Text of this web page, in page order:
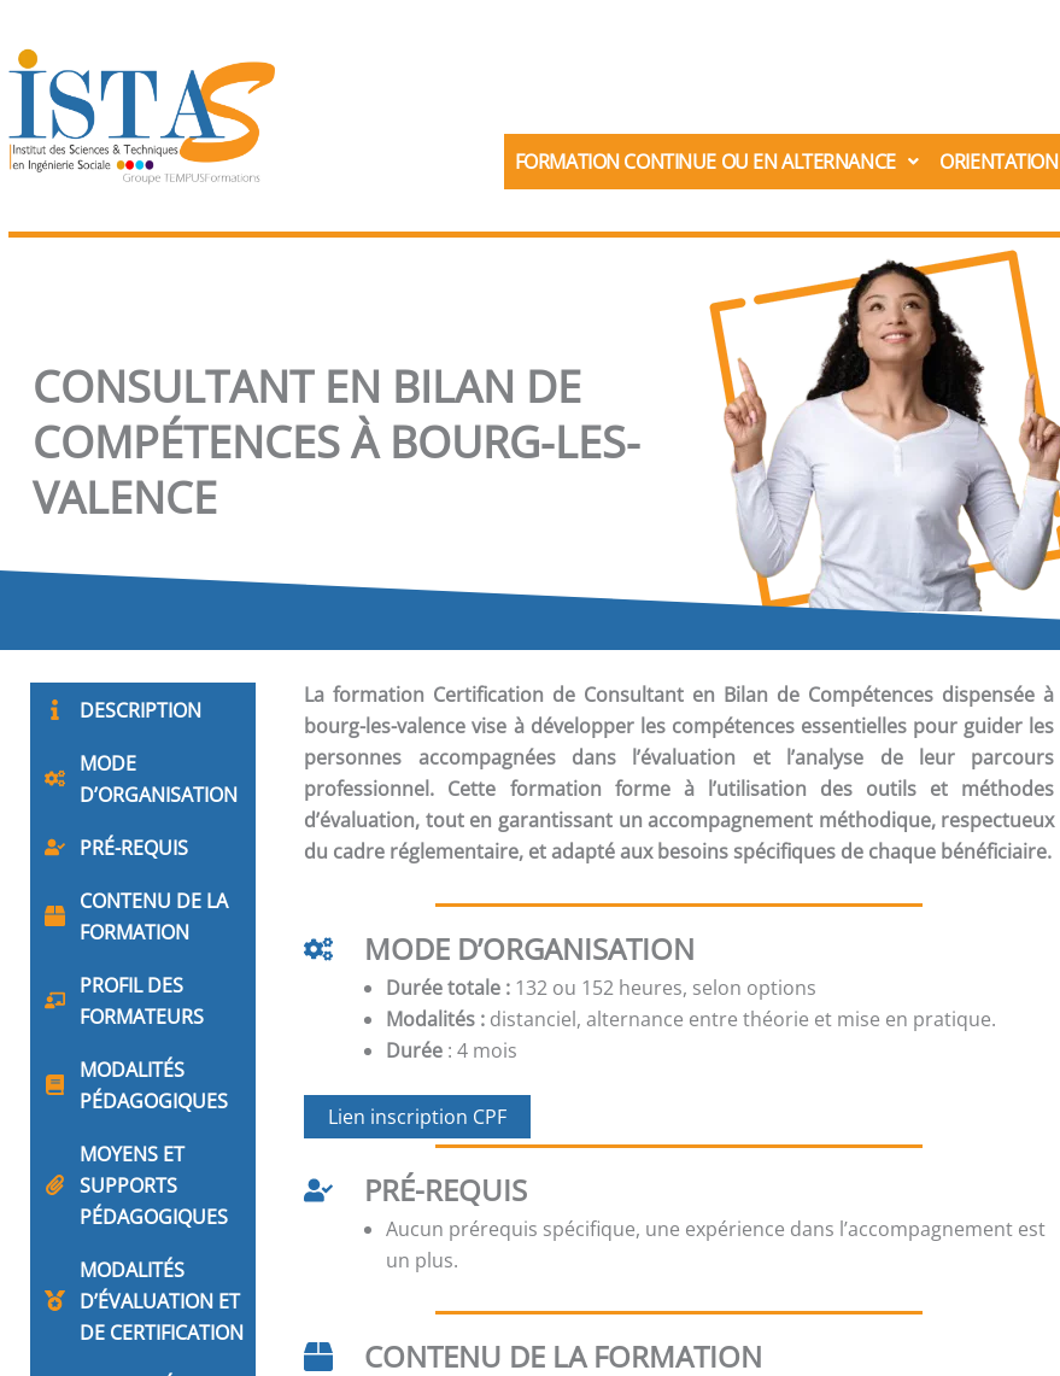
au
contenu
FORMATION CONTINUE OU EN ALTERNANCE ORIENTATION
CONSULTANT EN BILAN DE
COMPÉTENCES À BOURG-LES-
VALENCE
DESCRIPTION
MODE
D’ORGANISATION
PRÉ-REQUIS
CONTENU DE LA
FORMATION
PROFIL DES
FORMATEURS
MODALITÉS
PÉDAGOGIQUES
MOYENS ET
SUPPORTS
PÉDAGOGIQUES
MODALITÉS
D’ÉVALUATION ET
DE CERTIFICATION
La formation Certification de Consultant en Bilan de Compétences dispensée à
bourg-les-valence vise à développer les compétences essentielles pour guider les
personnes accompagnées dans l’évaluation et l’analyse de leur parcours
professionnel. Cette formation forme à l’utilisation des outils et méthodes
d’évaluation, tout en garantissant un accompagnement méthodique, respectueux
du cadre réglementaire, et adapté aux besoins spécifiques de chaque bénéficiaire.
MODE D’ORGANISATION
Durée totale : 132 ou 152 heures, selon options
Modalités : distanciel, alternance entre théorie et mise en pratique.
Durée : 4 mois
Lien inscription CPF
PRÉ-REQUIS
Aucun prérequis spécifique, une expérience dans l’accompagnement est
un plus.
CONTENU DE LA FORMATION